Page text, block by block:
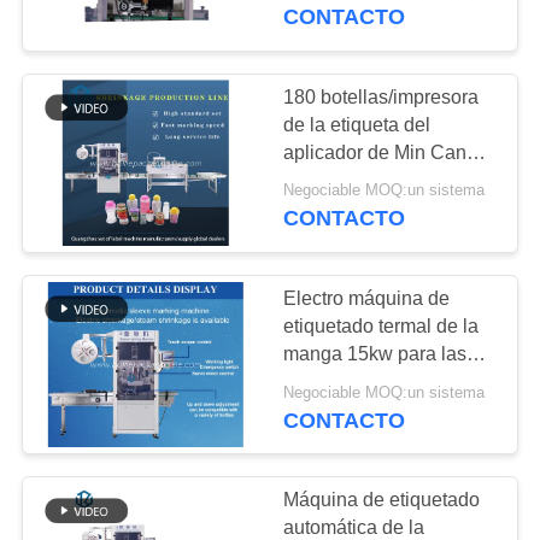
RECORRIDO
POR
LA
FÁBRICA
CONTROL
DE
CALIDAD
CONTACTA
CON
NOSOTROS
NOTICIAS
línea del
embotellado
72
máquina de rellenar
líquida volumétrica
38
CONTACTO
180 botellas/impresora
de la etiqueta del
aplicador de Min Can
Shrink Sleeve Label
Negociable MOQ:un sistema
CONTACTO
Electro máquina de
etiquetado termal de la
manga 15kw para las
latas de la botella
Negociable MOQ:un sistema
CONTACTO
Máquina de etiquetado
automática de la